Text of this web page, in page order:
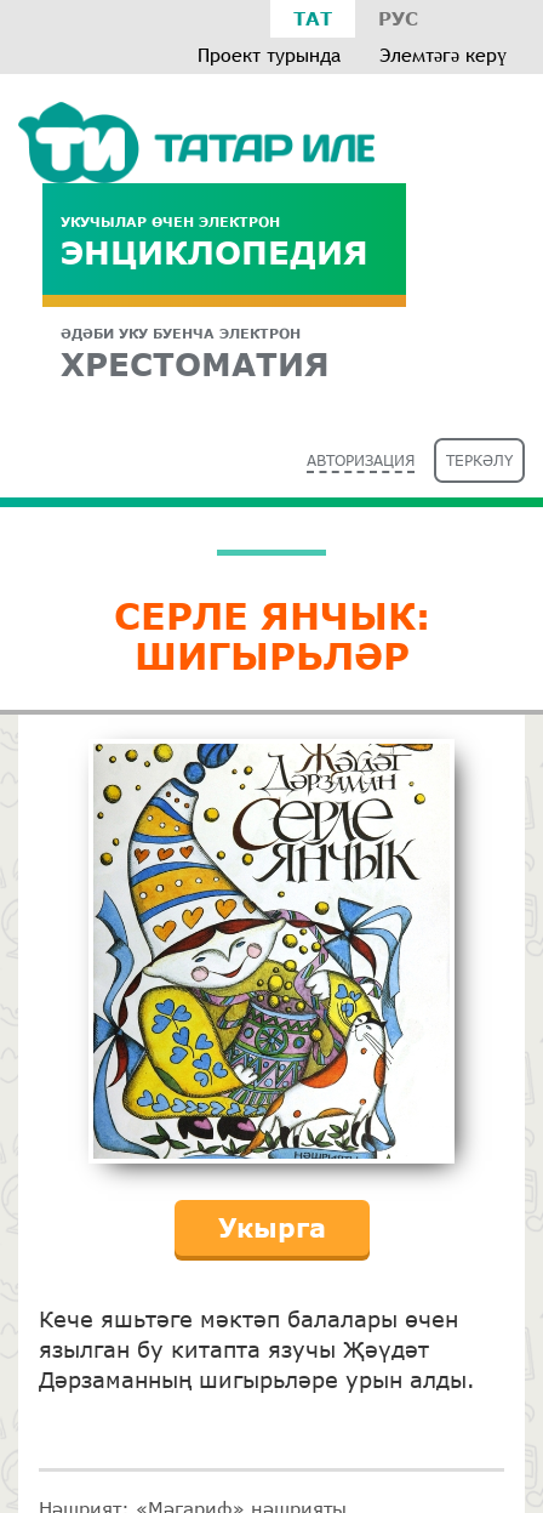
ТАТ РУС
Проект турында Элемтәгә керү
УКУЧЫЛАР ӨЧЕН ЭЛЕКТРОН
ЭНЦИКЛОПЕДИЯ
ӘДӘБИ УКУ БУЕНЧА ЭЛЕКТРОН
ХРЕСТОМАТИЯ
АВТОРИЗАЦИЯ ТЕРКӘЛҮ
СЕРЛЕ ЯНЧЫК:
ШИГЫРЬЛӘР
Укырга
Кече яшьтәге мәктәп балалары өчен
язылган бу китапта язучы Җәүдәт
Дәрзаманның шигырьләре урын алды.
Нәшрият: «Мәгариф» нәшрияты